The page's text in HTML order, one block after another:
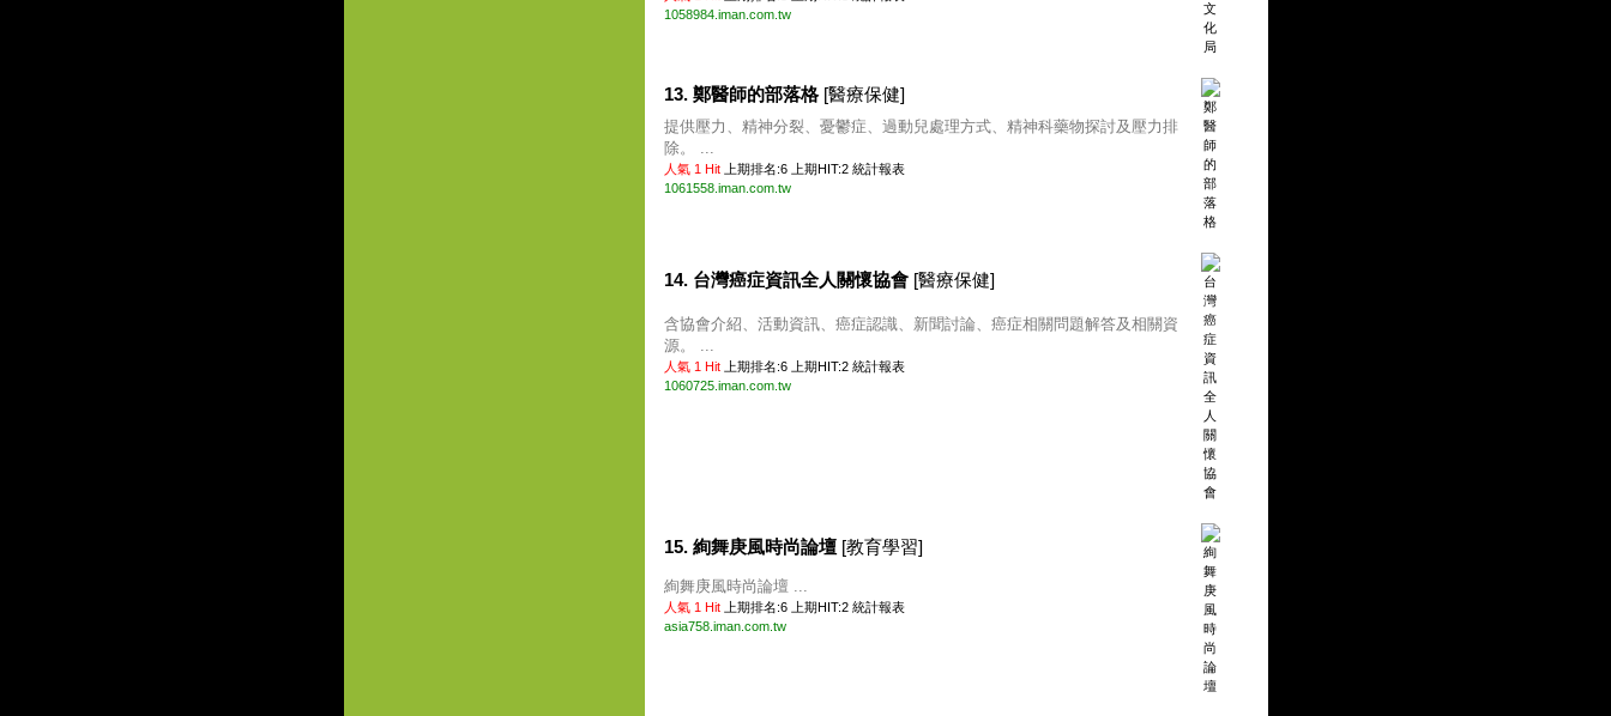
1058984.iman.com.tw
13. 鄭醫師的部落格 [醫療保健]
提供壓力、精神分裂、憂鬱症、過動兒處理方式、精神科藥物探討及壓力排
除。 ...
人氣 1 Hit 上期排名:6 上期HIT:2 統計報表
1061558.iman.com.tw
14. 台灣癌症資訊全人關懷協會 [醫療保健]
含協會介紹、活動資訊、癌症認識、新聞討論、癌症相關問題解答及相關資
源。 ...
人氣 1 Hit 上期排名:6 上期HIT:2 統計報表
1060725.iman.com.tw
15. 絢舞庚風時尚論壇 [教育學習]
絢舞庚風時尚論壇 ...
人氣 1 Hit 上期排名:6 上期HIT:2 統計報表
asia758.iman.com.tw